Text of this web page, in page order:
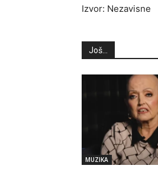
Izvor: Nezavisne
Još...
MUZIKA